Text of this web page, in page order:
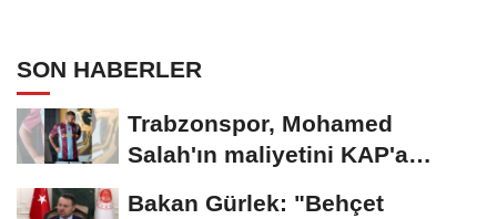
SON HABERLER
Trabzonspor, Mohamed
Salah'ın maliyetini KAP'a
Bakan Gürlek: "Behçet